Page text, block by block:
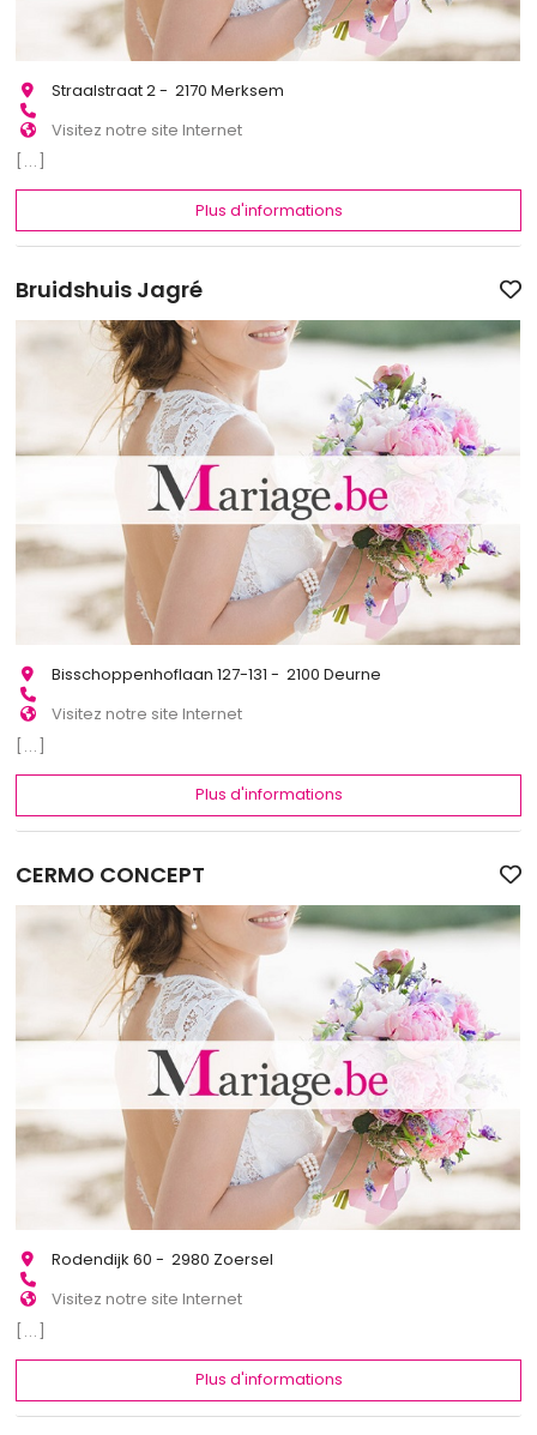
Straalstraat 2 - 2170 Merksem
Visitez notre site Internet
[...]
Plus d'informations
Bruidshuis Jagré
Bisschoppenhoflaan 127-131 - 2100 Deurne
Visitez notre site Internet
[...]
Plus d'informations
CERMO CONCEPT
Rodendijk 60 - 2980 Zoersel
Visitez notre site Internet
[...]
Plus d'informations